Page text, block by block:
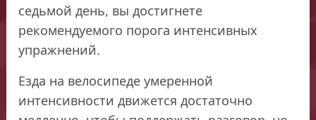
седьмой день, вы достигнете
рекомендуемого порога интенсивных
упражнений.
Езда на велосипеде умеренной
интенсивности движется достаточно